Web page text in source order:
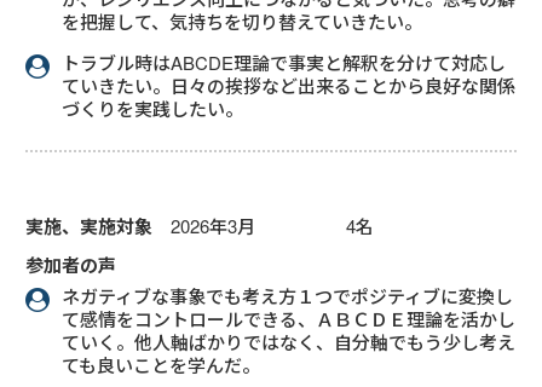
を把握して、気持ちを切り替えていきたい。
トラブル時はABCDE理論で事実と解釈を分けて対応し
ていきたい。日々の挨拶など出来ることから良好な関係
づくりを実践したい。
実施、実施対象 2026年3月 4名
参加者の声
ネガティブな事象でも考え方１つでポジティブに変換し
て感情をコントロールできる、ＡＢＣＤＥ理論を活かし
ていく。他人軸ばかりではなく、自分軸でもう少し考え
ても良いことを学んだ。